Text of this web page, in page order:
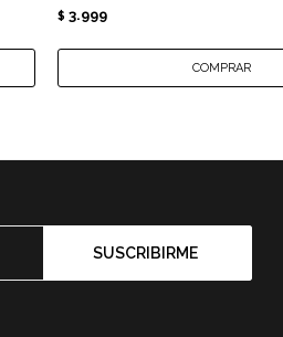
$ 3.999
SUSCRIBIRME